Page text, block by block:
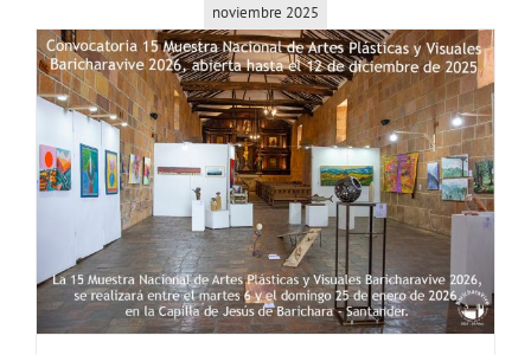
Artes
Plásticas
y
Visuales
2026
noviembre 2025